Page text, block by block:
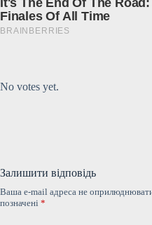
No votes yet.
Залишити відповідь
Ваша e-mail адреса не
позначені *